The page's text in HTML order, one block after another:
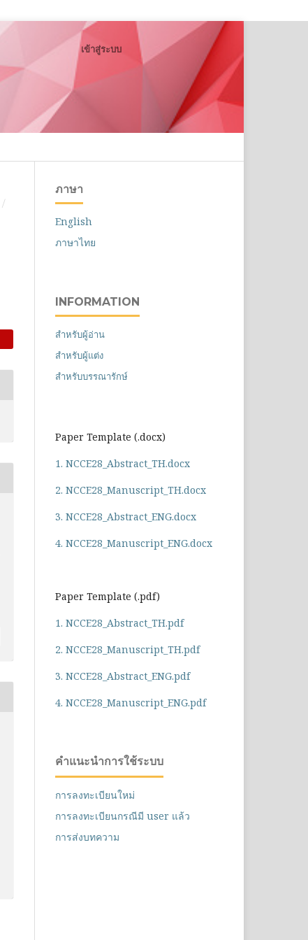
เข้าสู่ระบบ
/
ภาษา
English
ภาษาไทย
INFORMATION
สำหรับผู้อ่าน
สำหรับผู้แต่ง
สำหรับบรรณารักษ์
Paper Template (.docx)
1. NCCE28_Abstract_TH.docx
2. NCCE28_Manuscript_TH.docx
3. NCCE28_Abstract_ENG.docx
4. NCCE28_Manuscript_ENG.docx
Paper Template (.pdf)
1. NCCE28_Abstract_TH.pdf
2. NCCE28_Manuscript_TH.pdf
3. NCCE28_Abstract_ENG.pdf
4. NCCE28_Manuscript_ENG.pdf
คำแนะนำการใช้ระบบ
การลงทะเบียนใหม่
การลงทะเบียนกรณีมี user แล้ว
การส่งบทความ